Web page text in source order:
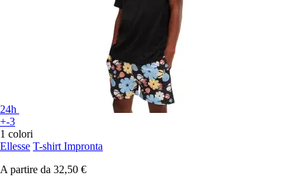
24h
+-3
1 colori
Ellesse T-shirt Impronta
A partire da 32,50 €